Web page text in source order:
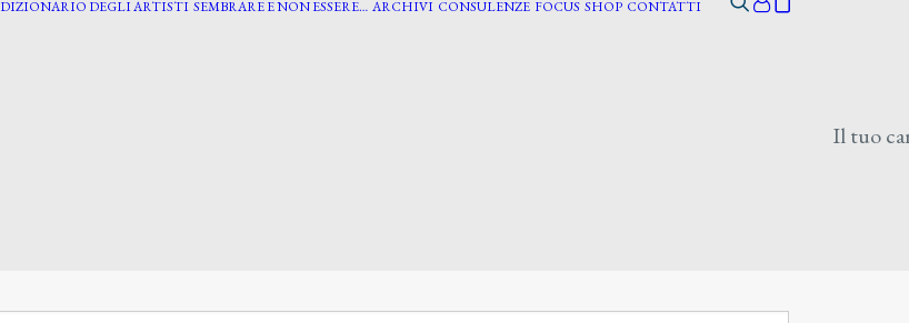
DIZIONARIO DEGLI ARTISTI SEMBRARE E NON ESSERE… ARCHIVI CONSULENZE FOCUS SHOP CONTATTI
Il tuo